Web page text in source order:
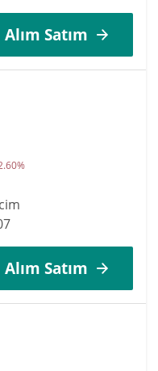
Alım Satım
Alım Satım